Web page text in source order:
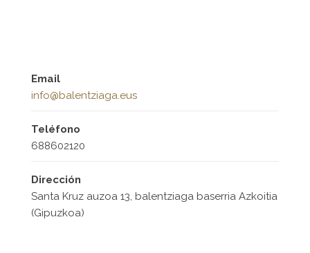
Email
info@balentziaga.eus
Teléfono
688602120
Dirección
Santa Kruz auzoa 13, balentziaga baserria Azkoitia
(Gipuzkoa)